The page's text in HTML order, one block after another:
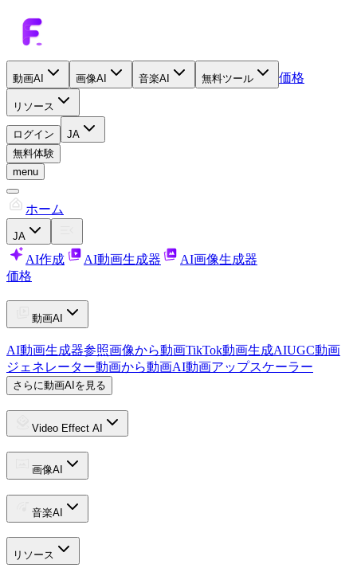
動画AI 画像AI 音楽AI 無料ツール 価格
リソース
ログイン
JA
無料体験
menu
ホーム
JA
AI作成 AI動画生成器
AI画像生成器
価格
動画AI
AI動画生成器参照画像から動画TikTok動画生成AIUGC動画
ジェネレーター動画から動画AI動画アップスケーラー
さらに動画AIを見る
Video Effect AI
画像AI
音楽AI
リソース